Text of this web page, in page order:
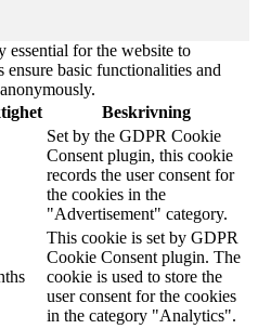
essential for the website to
basic functionalities and
Beskrivning
Set by the GDPR Cookie
Consent plugin, this cookie
records the user consent for
the cookies in the
"Advertisement" category.
This cookie is set by GDPR
Cookie Consent plugin. The
cookie is used to store the
user consent for the cookies
in the category "Analytics".